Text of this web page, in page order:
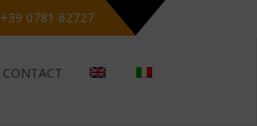
+39 0781 62727
CONTACT